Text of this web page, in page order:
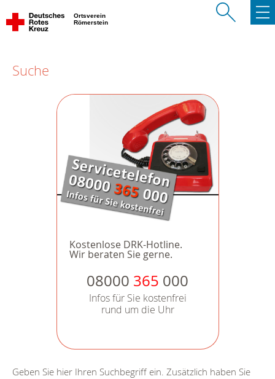
Ortsverein
Römerstein
Suche
Kostenlose DRK-Hotline.
Wir beraten Sie gerne.
08000 365 000
Infos für Sie kostenfrei
rund um die Uhr
Geben Sie hier Ihren Suchbegriff ein. Zusätzlich haben Sie